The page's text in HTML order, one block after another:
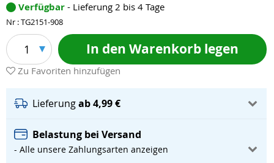
Verfügbar - Lieferung 2 bis 4 Tage
Nr : TG2151-908
1 In den Warenkorb legen
Zu Favoriten hinzufügen
Lieferungab 4,99 €
Belastung bei Versand
- Alle unsere Zahlungsarten anzeigen